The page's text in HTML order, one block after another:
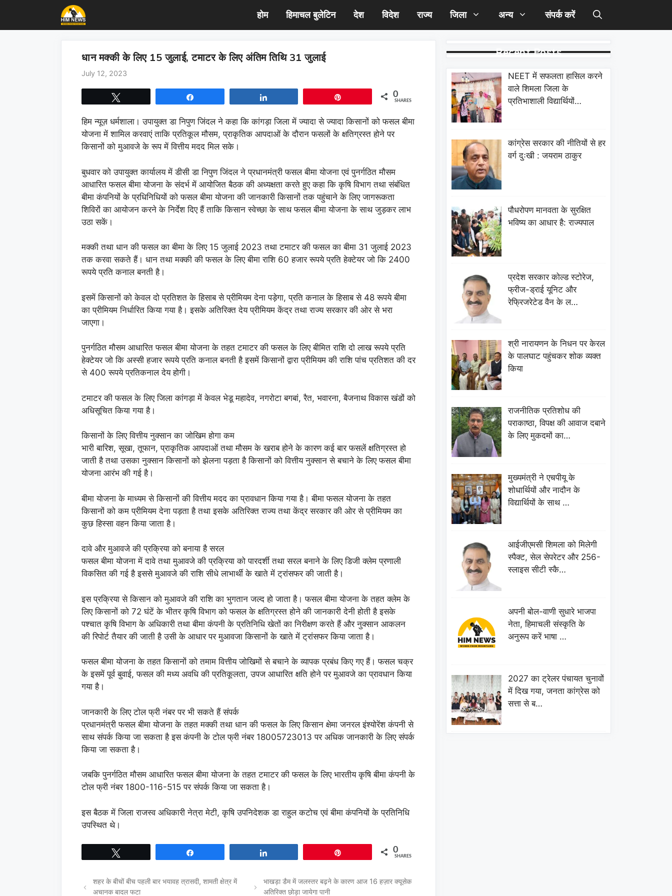
content
होम हिमाचल बुलेटिन देश विदेश राज्य जिला अन्य संपर्क करें
धान मक्की के लिए 15 जुलाई, टमाटर के लिए अंतिम तिथि 31 जुलाई
July 12, 2023
0
SHARES
हिम न्यूज़ धर्मशाला। उपायुक्त डा निपुण जिंदल ने कहा कि कांगड़ा जिला में ज्यादा से ज्यादा किसानों को फसल बीमा
योजना में शामिल करवाएं ताकि प्रतिकूल मौसम, प्राकृतिक आपदाओं के दौरान फसलों के क्षतिग्रस्त होने पर
किसानों को मुआवजे के रूप में वित्तीय मदद मिल सके।
बुधवार को उपायुक्त कार्यालय में डीसी डा निपुण जिंदल ने प्रधानमंत्री फसल बीमा योजना एवं पुनर्गठित मौसम
आधारित फसल बीमा योजना के संदर्भ में आयोजित बैठक की अध्यक्षता करते हुए कहा कि कृषि विभाग तथा संबंधित
बीमा कंपनियों के प्रधिनिधियों को फसल बीमा योजना की जानकारी किसानों तक पहुंचाने के लिए जागरूकता
शिविरों का आयोजन करने के निर्देश दिए हैं ताकि किसान स्वेच्छा के साथ फसल बीमा योजना के साथ जुड़कर लाभ
उठा सकें।
मक्की तथा धान की फसल का बीमा के लिए 15 जुलाई 2023 तथा टमाटर की फसल का बीमा 31 जुलाई 2023
तक करवा सकते हैं। धान तथा मक्की की फसल के लिए बीमा राशि 60 हजार रूपये प्रति हेक्टेयर जो कि 2400
रूपये प्रति कनाल बनती है।
इसमें किसानों को केवल दो प्रतिशत के हिसाब से प्रीमियम देना पड़ेगा, प्रति कनाल के हिसाब से 48 रूपये बीमा
का प्रीमियम निर्धारित किया गया है। इसके अतिरिक्त देय प्रीमियम केंद्र तथा राज्य सरकार की ओर से भरा
जाएगा।
पुनर्गठित मौसम आधारित फसल बीमा योजना के तहत टमाटर की फसल के लिए बीमित राशि दो लाख रूपये प्रति
हेक्टेयर जो कि अस्सी हजार रूपये प्रति कनाल बनती है इसमें किसानों द्वारा प्रीमियम की राशि पांच प्रतिशत की दर
से 400 रूपये प्रतिकनाल देय होगी।
टमाटर की फसल के लिए जिला कांगड़ा में केवल भेडू महादेव, नगरोटा बगबां, रैत, भवारना, बैजनाथ विकास खंडों को
अधिसूचित किया गया है।
किसानों के लिए वित्तीय नुक्सान का जोखिम होगा कम
भारी बारिश, सूखा, तूफान, प्राकृतिक आपदाओं तथा मौसम के खराब होने के कारण कई बार फसलें क्षतिग्रस्त हो
जाती है तथा उसका नुक्सान किसानों को झेलना पड़ता है किसानों को वित्तीय नुक्सान से बचाने के लिए फसल बीमा
योजना आरंभ की गई है।
बीमा योजना के माध्यम से किसानों की वित्तीय मदद का प्रावधान किया गया है। बीमा फसल योजना के तहत
किसानों को कम प्रीमियम देना पड़ता है तथा इसके अतिरिक्त राज्य तथा केंद्र सरकार की ओर से प्रीमियम का
कुछ हिस्सा वहन किया जाता है।
दावे और मुआवजे की प्रक्रिया को बनाया है सरल
फसल बीमा योजना में दावे तथा मुआवजे की प्रक्रिया को पारदर्शी तथा सरल बनाने के लिए डिजी क्लेम प्रणाली
विकसित की गई है इससे मुआवजे की राशि सीधे लाभार्थी के खाते में ट्रांसफर की जाती है।
इस प्रक्रिया से किसान को मुआवजे की राशि का भुगतान जल्द हो जाता है। फसल बीमा योजना के तहत क्लेम के
लिए किसानों को 72 घंटें के भीतर कृषि विभाग को फसल के क्षतिग्रस्त होने की जानकारी देनी होती है इसके
पश्चात कृषि विभाग के अधिकारी तथा बीमा कंपनी के प्रतिनिधि खेतों का निरीक्षण करते हैं और नुक्सान आकलन
की रिपोर्ट तैयार की जाती है उसी के आधार पर मुआवजा किसानों के खाते में ट्रांसफर किया जाता है।
फसल बीमा योजना के तहत किसानों को तमाम वित्तीय जोखिमों से बचाने के व्यापक प्रबंध किए गए हैं। फसल चक्र
के इसमें पूर्व बुवाई, फसल की मध्य अवधि की प्रतिकूलता, उपज आधारित क्षति होने पर मुआवजे का प्रावधान किया
गया है।
जानकारी के लिए टोल फ्री नंबर पर भी सकते हैं संपर्क
प्रधानमंत्री फसल बीमा योजना के तहत मक्की तथा धान की फसल के लिए किसान क्षेमा जनरल इंश्योरेंश कंपनी से
साथ संपर्क किया जा सकता है इस कंपनी के टोल फ्री नंबर 18005723013 पर अधिक जानकारी के लिए संपर्क
किया जा सकता है।
जबकि पुनर्गठित मौसम आधारित फसल बीमा योजना के तहत टमाटर की फसल के लिए भारतीय कृषि बीमा कंपनी के
टोल फ्री नंबर 1800-116-515 पर संपर्क किया जा सकता है।
इस बैठक में जिला राजस्व अधिकारी नेत्रा मेटी, कृषि उपनिदेशक डा राहुल कटोच एवं बीमा कंपनियों के प्रतिनिधि
उपस्थित थे।
0
SHARES
शहर के बीचों बीच पहली बार भयावह त्रासदी, शामती क्षेत्र में
अचानक बादल फटा
भाखड़ा डैम में जलस्तर बढ़ने के कारण आज 16 हज़ार क्यूसेक
अतिरिक्त छोड़ा जायेगा पानी
Recent Posts
NEET में सफलता हासिल करने
वाले शिमला जिला के
प्रतिभाशाली विद्यार्थियों…
कांग्रेस सरकार की नीतियों से हर
वर्ग दुःखी : जयराम ठाकुर
पौधरोपण मानवता के सुरक्षित
भविष्य का आधार है: राज्यपाल
प्रदेश सरकार कोल्ड स्टोरेज,
फ्रीज-ड्राई यूनिट और
रेफ्रिजरेटेड वैन के ल…
श्री नारायणन के निधन पर केरल
के पालघाट पहुंचकर शोक व्यक्त
किया
राजनीतिक प्रतिशोध की
पराकाष्ठा, विपक्ष की आवाज दबाने
के लिए मुकदमों का…
मुख्यमंत्री ने एचपीयू के
शोधार्थियों और नादौन के
विद्यार्थियों के साथ …
आईजीएमसी शिमला को मिलेगी
स्पैक्ट, सेल सेपरेटर और 256-
स्लाइस सीटी स्कै…
अपनी बोल-वाणी सुधारे भाजपा
नेता, हिमाचली संस्कृति के
अनुरूप करें भाषा …
2027 का ट्रेलर पंचायत चुनावों
में दिख गया, जनता कांग्रेस को
सत्ता से ब…